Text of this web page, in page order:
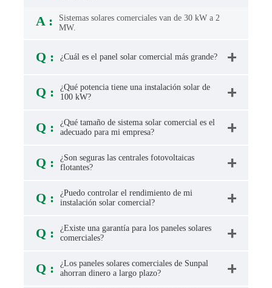
A : Sistemas solares comercialesvan de 30 kW a 2
MW.
Q : ¿Cuál es el panel solar comercial más grande?
Q :
¿Qué potencia tiene una instalación solar de
100 kW?
Q :
¿Qué tamaño de sistema solar comercial es el
adecuado para mi empresa?
Q :
¿Son seguras las centrales fotovoltaicas
flotantes?
Q :
¿Puedo controlar el rendimiento de mi
instalación solar comercial?
Q :
¿Existe una garantía para los paneles solares
comerciales?
Q :
¿Los paneles solares comerciales de Sunpal
ahorran dinero a largo plazo?